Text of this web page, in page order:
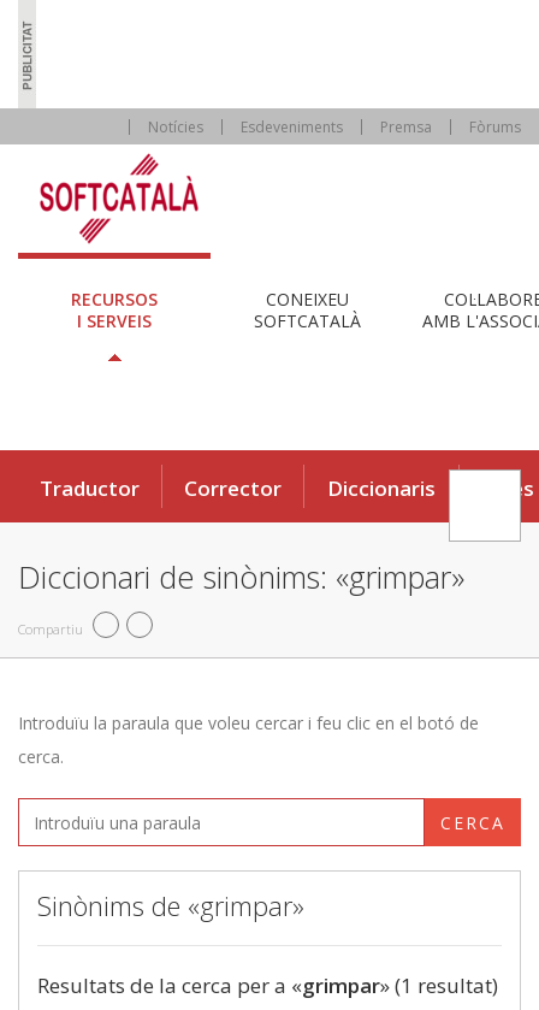
Notícies Esdeveniments Premsa Fòrums
RECURSOS
I SERVEIS
CONEIXEU
SOFTCATALÀ
AMB
Traductor Corrector Diccionaris Eines
Diccionari de sinònims: «grimpar»
Compartiu
Introduïu la paraula que voleu cercar i feu clic en el botó de
cerca.
CERCA
Sinònims de «grimpar»
Resultats de la cerca per a «grimpar» (1 resultat)